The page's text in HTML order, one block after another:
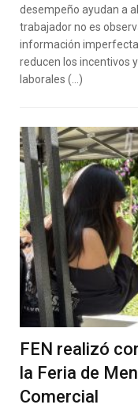
desempeño ayudan a
trabajador no es
información
reducen los incentivos
laborales (…)
FEN realizó
la Feria de
Comercial